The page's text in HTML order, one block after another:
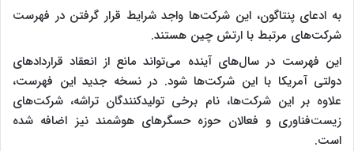
به ادعای پنتاگون، این شرکت‌ها واجد شرایط قرار گرفتن در فهرست
شرکت‌های مرتبط با ارتش چین هستند.
این فهرست در سال‌های آینده می‌تواند مانع از انعقاد قراردادهای
دولتی آمریکا با این شرکت‌ها شود. در نسخه جدید این فهرست،
علاوه بر این شرکت‌ها، نام برخی تولیدکنندگان تراشه، شرکت‌های
زیست‌فناوری و فعالان حوزه حسگرهای هوشمند نیز اضافه شده
است.